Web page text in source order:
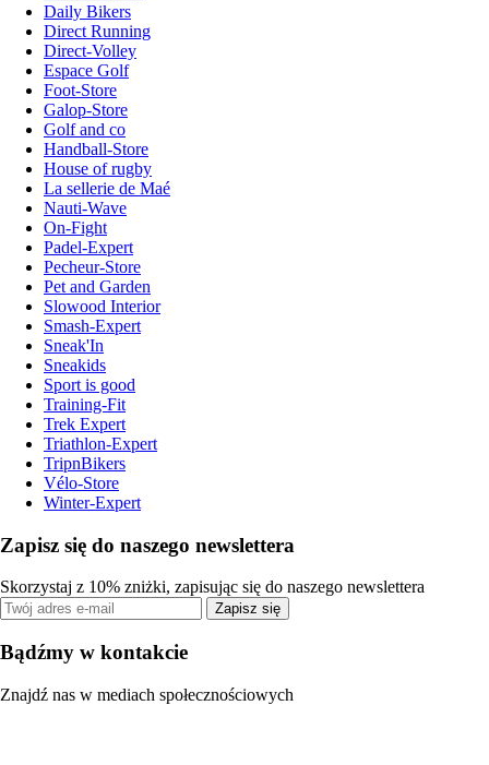
Daily Bikers
Direct Running
Direct-Volley
Espace Golf
Foot-Store
Galop-Store
Golf and co
Handball-Store
House of rugby
La sellerie de Maé
Nauti-Wave
On-Fight
Padel-Expert
Pecheur-Store
Pet and Garden
Slowood Interior
Smash-Expert
Sneak'In
Sneakids
Sport is good
Training-Fit
Trek Expert
Triathlon-Expert
TripnBikers
Vélo-Store
Winter-Expert
Zapisz się do naszego newslettera
Skorzystaj z 10% zniżki, zapisując się do naszego newslettera
Zapisz się
Bądźmy w kontakcie
Znajdź nas w mediach społecznościowych